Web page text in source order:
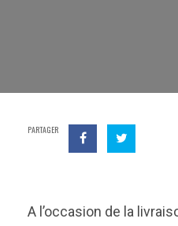
PARTAGER
A l’occasion de la